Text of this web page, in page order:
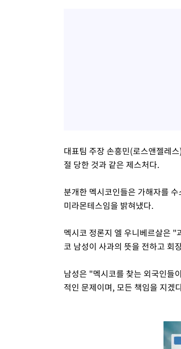
대표팀 주장 손흥민(로스앤젤레
절 당한 것과 같은 제스처다.
분개한 멕시코인들은 가해자를
미라몬테스임을 밝혀냈다.
멕시코 정론지 엘 우니베르살은 "
코 남성이 사과의 뜻을 전하고 회
남성은 "멕시코를 찾는 외국인들
적인 문제이며, 모든 책임을 지겠